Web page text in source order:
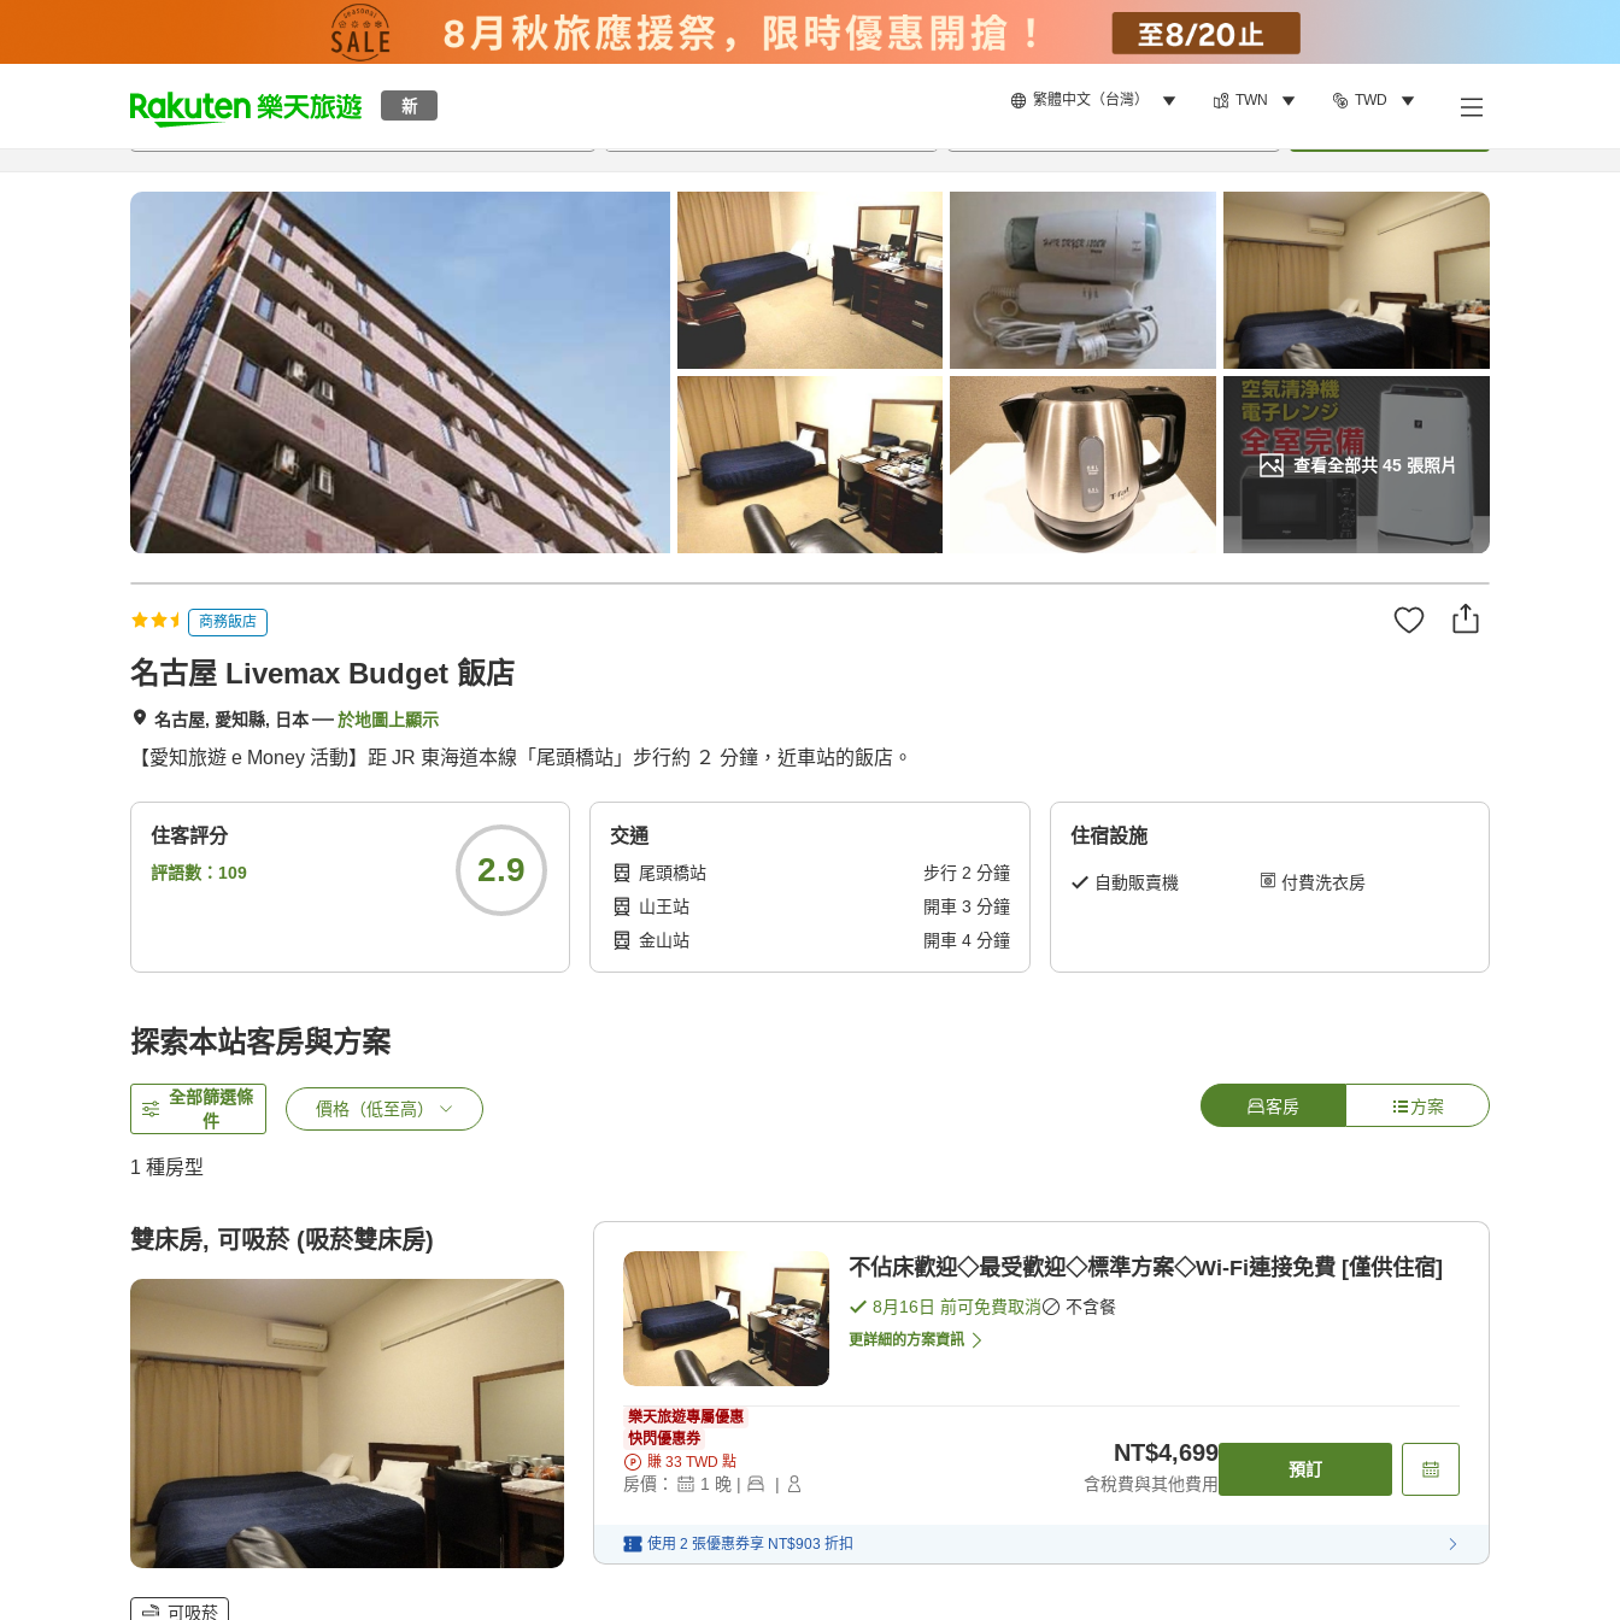
新 繁體中文（台灣） TWN TWD
t
p
a
s
e
a
查看全部共 45張照片
總覽客房與方案評語特點設施
商務飯店
名古屋 Livemax Budget 飯店
名古屋, 愛知縣, 日本 於地圖上顯示
【愛知旅遊 e Money 活動】距 JR 東海道本線「尾頭橋站」步行約 ２ 分鐘，近車站的飯店。
住客評分
評語數： 109 2.9
交通
尾頭橋站 步行 2 分鐘
山王站
開車 3 分鐘
金山站
開車 4分鐘
住宿設施
自動販賣機 付費洗衣房
探索本站客房與方案
全部篩選條
件
價格（低至高） 客房 方案
1 種房型
雙床房, 可吸菸 (吸菸雙床房)
可吸菸
不佔床歡迎◇最受歡迎◇標準方案◇Wi-Fi連接免費 [僅供住宿]
8月16日 前可免費取消 不含餐
更詳細的方案資訊
樂天旅遊專屬優惠
快閃優惠券
賺 33 TWD 點
房價： 1 晚 | |
NT$4,699
含稅費與其他費用
預訂
使用 2 張優惠券享 NT$903 折扣